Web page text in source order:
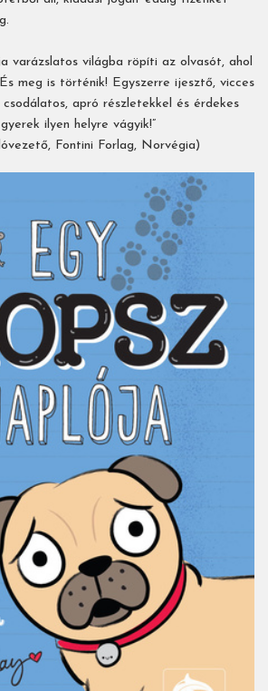
varázslatos világba röpíti az olvasót, ahol
meg is történik! Egyszerre ijesztő, vicces
apró részletekkel és érdekes
ilyen helyre vágyik!”
Fontini Forlag, Norvégia)